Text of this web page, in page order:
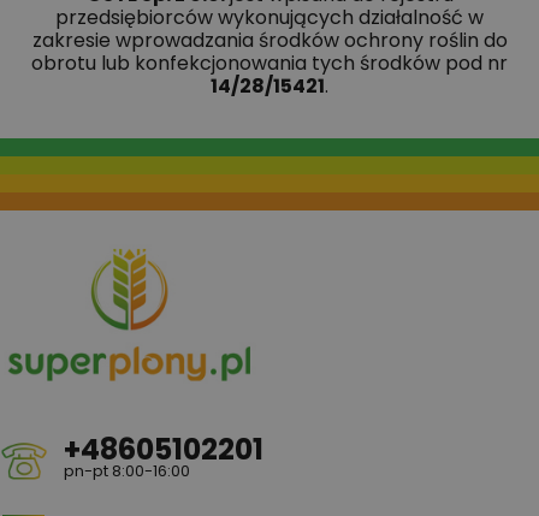
przedsiębiorców wykonujących działalność w
zakresie wprowadzania środków ochrony roślin do
obrotu lub konfekcjonowania tych środków pod nr
14/28/15421.
+48605102201
pn-pt 8:00-16:00